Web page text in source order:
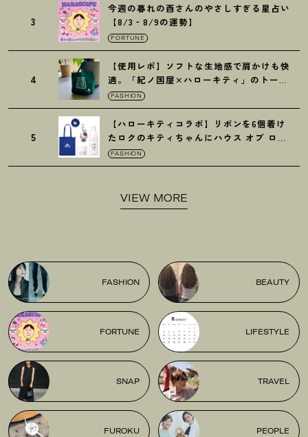
3
今週の暮れの酉さんのやさしすぎる星占い
【8/3‐8/9の運勢】
FORTUNE
4
【使用レポ】ソフトな生地感で肩かけも快
適。「紀ノ国屋×ハローキティ」のトート
がガシガシ使えて最高です
FASHION
5
【ハローキティコラボ】リボンを6個着け
たロクのキティちゃんにハウス オブ ロー
ゼの限定パケも
FASHION
VIEW MORE
FASHION BEAUTY
FORTUNE LIFESTYLE
SNAP TRAVEL
FUROKU PEOPLE